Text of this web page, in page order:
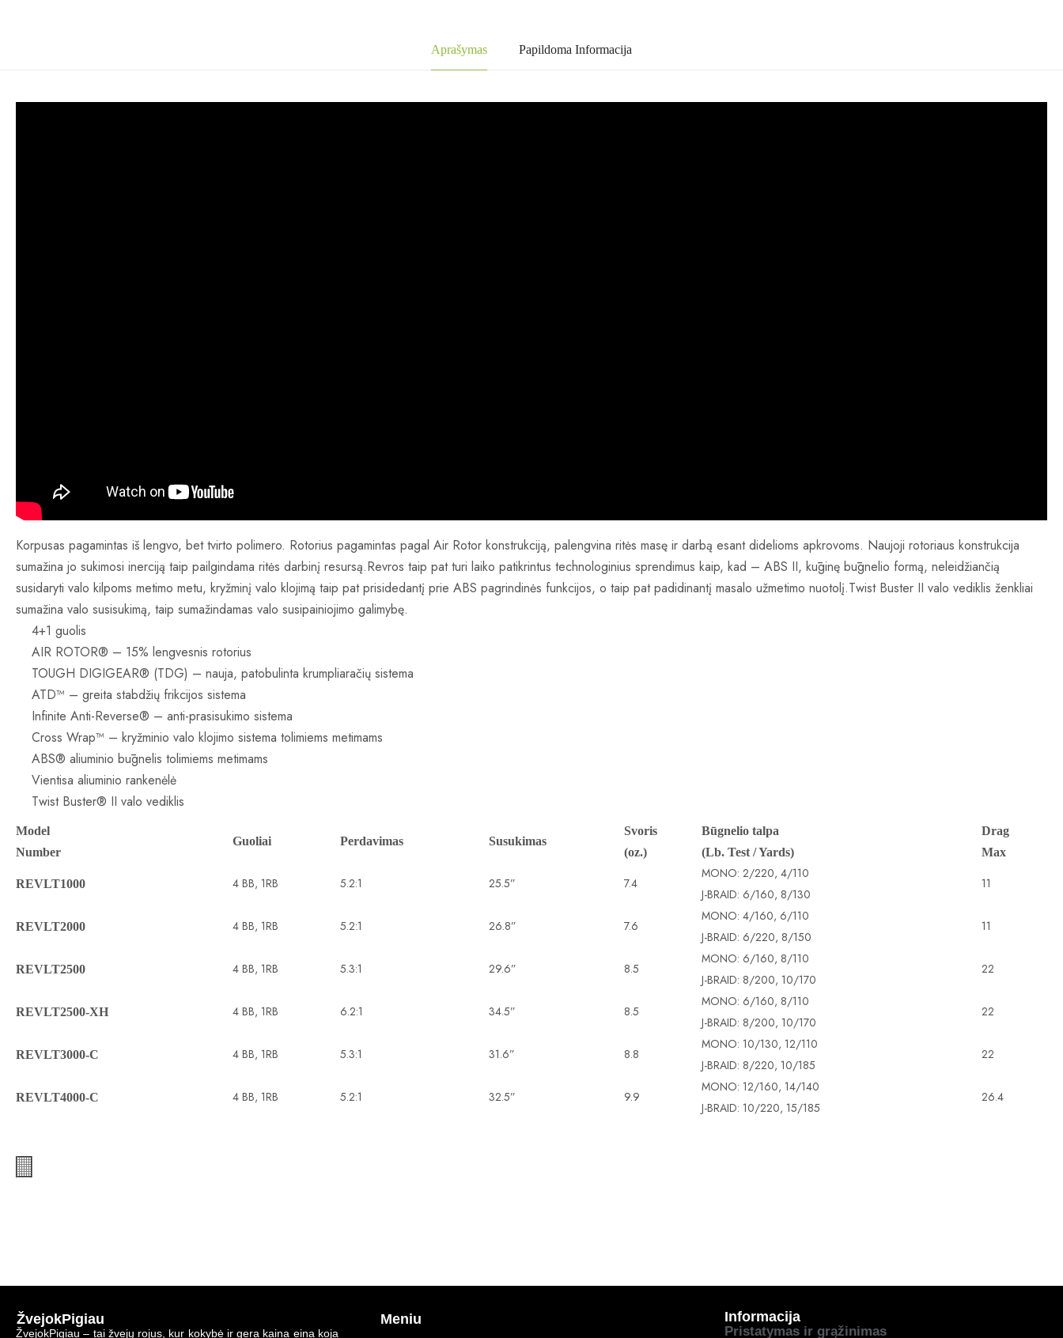
Aprašymas Papildoma Informacija
Korpusas pagamintas iš lengvo, bet tvirto polimero. Rotorius pagamintas pagal Air Rotor konstrukciją, palengvina ritės masę ir darbą esant didelioms apkrovoms. Naujoji rotoriaus konstrukcija
sumažina jo sukimosi inerciją taip pailgindama ritės darbinį resursą.Revros taip pat turi laiko patikrintus technologinius sprendimus kaip, kad – ABS II, kūginę būgnelio formą, neleidžiančią
susidaryti valo kilpoms metimo metu, kryžminį valo klojimą taip pat prisidedantį prie ABS pagrindinės funkcijos, o taip pat padidinantį masalo užmetimo nuotolį.Twist Buster II valo vediklis ženkliai
sumažina valo susisukimą, taip sumažindamas valo susipainiojimo galimybę.
4+1 guolis
AIR ROTOR® – 15% lengvesnis rotorius
TOUGH DIGIGEAR® (TDG) – nauja, patobulinta krumpliaračių sistema
ATD™ – greita stabdžių frikcijos sistema
Infinite Anti-Reverse® – anti-prasisukimo sistema
Cross Wrap™ – kryžminio valo klojimo sistema tolimiems metimams
ABS® aliuminio būgnelis tolimiems metimams
Vientisa aliuminio rankenėlė
Twist Buster® II valo vediklis
Model
Number
Guoliai Perdavimas Susukimas
Svoris
(oz.)
Būgnelio talpa
(Lb. Test / Yards)
Drag
Max
REVLT1000 4 BB, 1RB 5.2:1 25.5” 7.4
MONO: 2/220, 4/110
J-BRAID: 6/160, 8/130
11
REVLT2000 4 BB, 1RB 5.2:1 26.8” 7.6
MONO: 4/160, 6/110
J-BRAID: 6/220, 8/150
11
REVLT2500 4 BB, 1RB 5.3:1 29.6” 8.5
MONO: 6/160, 8/110
J-BRAID: 8/200, 10/170
22
REVLT2500-XH 4 BB, 1RB 6.2:1 34.5” 8.5
MONO: 6/160, 8/110
J-BRAID: 8/200, 10/170
22
REVLT3000-C 4 BB, 1RB 5.3:1 31.6” 8.8
MONO: 10/130, 12/110
J-BRAID: 8/220, 10/185
22
REVLT4000-C 4 BB, 1RB 5.2:1 32.5” 9.9
MONO: 12/160, 14/140
J-BRAID: 10/220, 15/185
26.4
ŽvejokPigiau
ŽvejokPigiau – tai žvejų rojus, kur kokybė ir gera kaina eina koja
Meniu Informacija
Pristatymas ir grąžinimas